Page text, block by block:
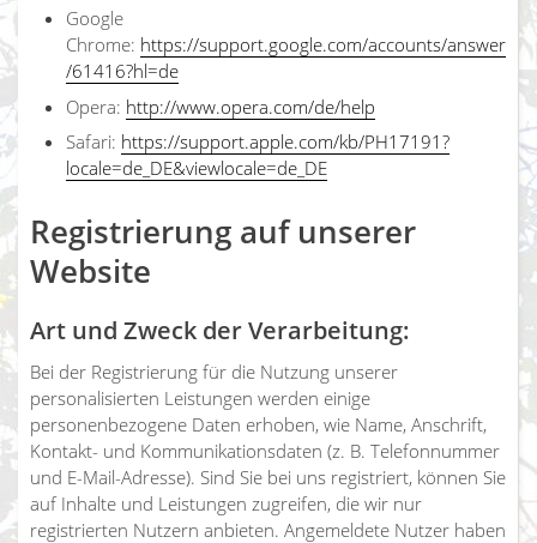
Google
Chrome: https://support.google.com/accounts/answer
/61416?hl=de
Opera: http://www.opera.com/de/help
Safari: https://support.apple.com/kb/PH17191?
locale=de_DE&viewlocale=de_DE
Registrierung auf unserer
Website
Art und Zweck der Verarbeitung:
Bei der Registrierung für die Nutzung unserer
personalisierten Leistungen werden einige
personenbezogene Daten erhoben, wie Name, Anschrift,
Kontakt- und Kommunikationsdaten (z. B. Telefonnummer
und E-Mail-Adresse). Sind Sie bei uns registriert, können Sie
auf Inhalte und Leistungen zugreifen, die wir nur
registrierten Nutzern anbieten. Angemeldete Nutzer haben